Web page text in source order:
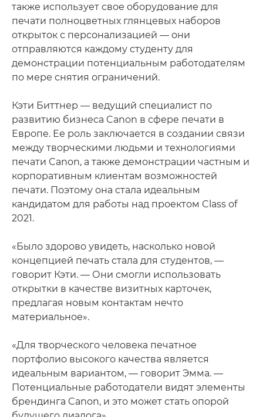
также использует свое оборудование для
печати полноцветных глянцевых наборов
открыток с персонализацией — они
отправляются каждому студенту для
демонстрации потенциальным работодателям
по мере снятия ограничений.
Кэти Биттнер — ведущий специалист по
развитию бизнеса Canon в сфере печати в
Европе. Ее роль заключается в создании связи
между творческими людьми и технологиями
печати Canon, а также демонстрации частным и
корпоративным клиентам возможностей
печати. Поэтому она стала идеальным
кандидатом для работы над проектом Class of
2021.
«Было здорово увидеть, насколько новой
концепцией печать стала для студентов, —
говорит Кэти. — Они смогли использовать
открытки в качестве визитных карточек,
предлагая новым контактам нечто
материальное».
«Для творческого человека печатное
портфолио высокого качества является
идеальным вариантом, — говорит Эмма. —
Потенциальные работодатели видят элементы
брендинга Canon, и это может стать опорой